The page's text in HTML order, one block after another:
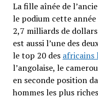
La fille aînée de
le podium cette
2,7 milliards de
est aussi l’une des
le top 20 des africains
l’angolaise, le
en seconde position
hommes les plus